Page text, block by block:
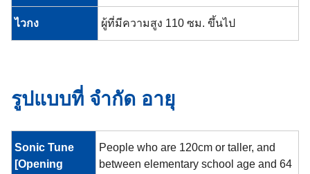
ไวกง ผู้ที่มีความสูง 110 ซม. ขึ้นไป
รูปแบบที่ จำกัด อายุ
Sonic Tune
[Opening
People who are 120cm or taller, and
between elementary school age and 64